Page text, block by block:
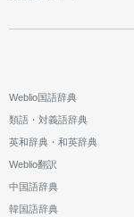
Weblio国語辞典
類語・対義語辞典
英和辞典・和英辞典
Weblio翻訳
中国語辞典
韓国語辞典